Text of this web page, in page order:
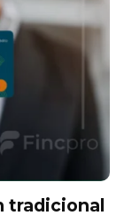
tradicional